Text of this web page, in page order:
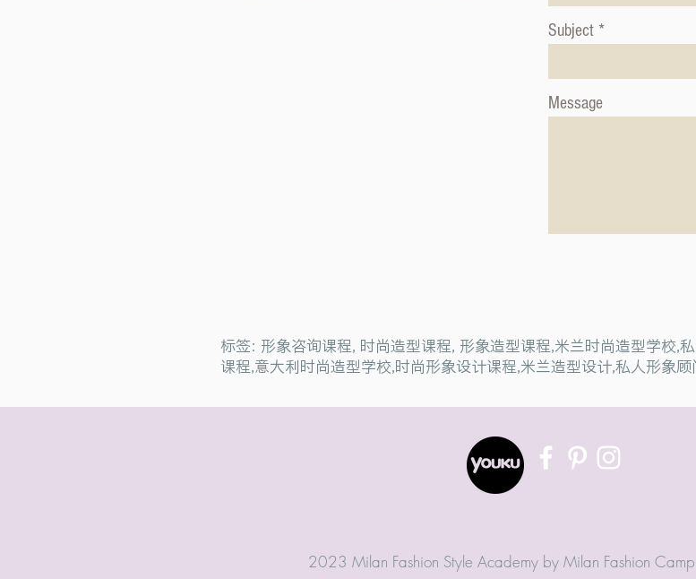
Subject
Message
标签: 形象咨询课程, 时尚造型课程, 形象造型课程,米兰时尚造型学校,
课程,意大利时尚造型学校,时尚形象设计课程,米兰造型设计,私人形象
2023 Milan Fashion Style Academy by Milan Fashion